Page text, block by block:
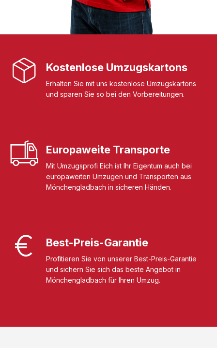
Kostenlose Umzugskartons
Erhalten Sie mit uns kostenlose Umzugskartons
und sparen Sie so bei den Vorbereitungen.
Europaweite Transporte
Mit Umzugsprofi Eich ist Ihr Eigentum auch bei
europaweiten Umzügen und Transporten aus
Mönchengladbach in sicheren Händen.
Best-Preis-Garantie
Profitieren Sie von unserer Best-Preis-Garantie
und sichern Sie sich das beste Angebot in
Mönchengladbach für Ihren Umzug.